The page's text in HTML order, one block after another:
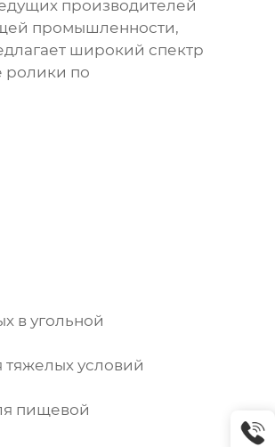
производителей
промышленности,
широкий спектр
ролики по
в угольной
условий
пищевой